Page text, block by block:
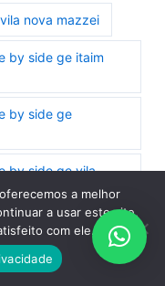
nova mazzei
by side ge itaim
by side ge
by side ge vila
nova mazzei
a melhor
a usar este site,
com ele.